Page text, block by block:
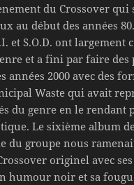
du Crossover
au début des années
et S.O.D. ont largement
et a fini par faire des
années 2000 avec des
Waste qui avait
du genre en le rendant
Le sixième album
du groupe nous
originel avec
humour noir et sa